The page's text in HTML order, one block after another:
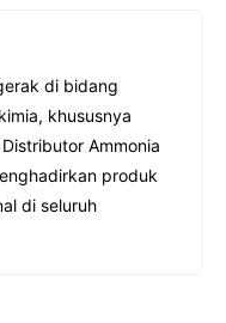
di bidang
khususnya
Ammonia
produk
di seluruh